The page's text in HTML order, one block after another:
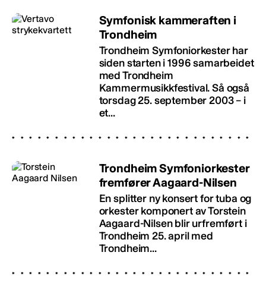
Symfonisk kammeraften i
Trondheim
Trondheim Symfoniorkester har
siden starten i 1996 samarbeidet
med Trondheim
Kammermusikkfestival. Så også
torsdag 25. september 2003 – i
et...
Trondheim Symfoniorkester
fremfører Aagaard-Nilsen
En splitter ny konsert for tuba og
orkester komponert av Torstein
Aagaard-Nilsen blir urfremført i
Trondheim 25. april med
Trondheim...